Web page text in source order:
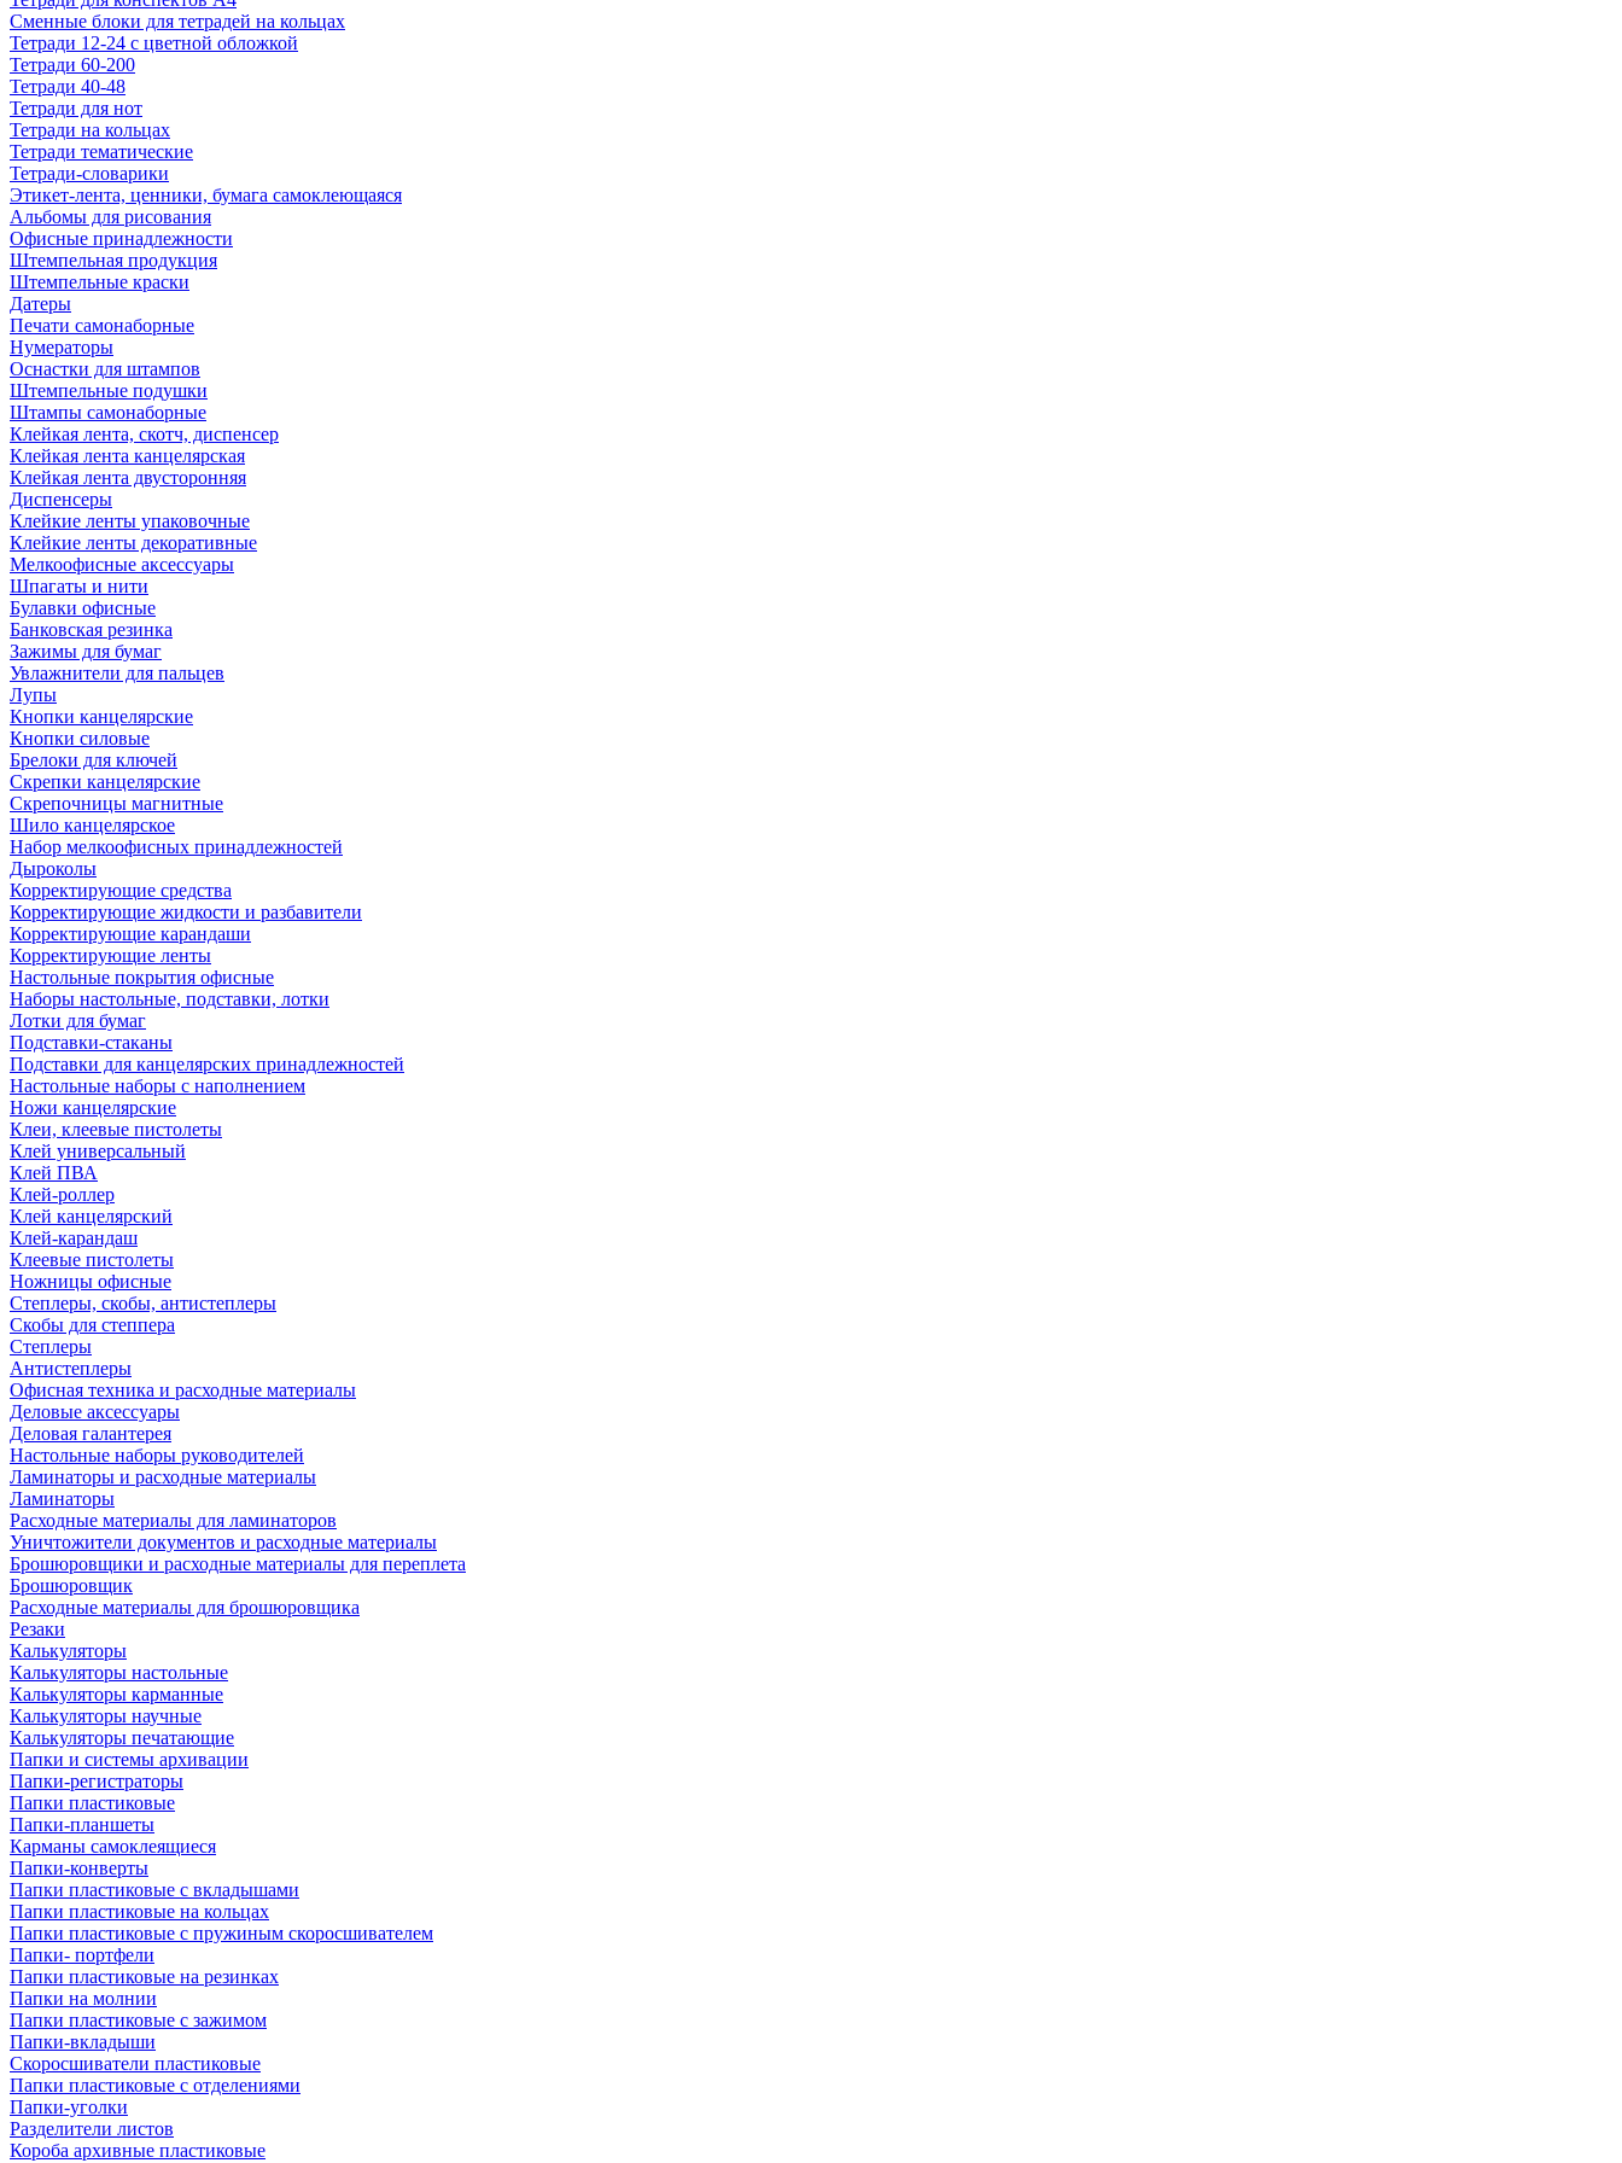
Сменные блоки для тетрадей на кольцах
Тетради 12-24 с цветной обложкой
Тетради 60-200
Тетради 40-48
Тетради для нот
Тетради на кольцах
Тетради тематические
Тетради-словарики
Этикет-лента, ценники, бумага самоклеющаяся
Альбомы для рисования
Офисные принадлежности
Штемпельная продукция
Штемпельные краски
Датеры
Печати самонаборные
Нумераторы
Оснастки для штампов
Штемпельные подушки
Штампы самонаборные
Клейкая лента, скотч, диспенсер
Клейкая лента канцелярская
Клейкая лента двусторонняя
Диспенсеры
Клейкие ленты упаковочные
Клейкие ленты декоративные
Мелкоофисные аксессуары
Шпагаты и нити
Булавки офисные
Банковская резинка
Зажимы для бумаг
Увлажнители для пальцев
Лупы
Кнопки канцелярские
Кнопки силовые
Брелоки для ключей
Скрепки канцелярские
Скрепочницы магнитные
Шило канцелярское
Набор мелкоофисных принадлежностей
Дыроколы
Корректирующие средства
Корректирующие жидкости и разбавители
Корректирующие карандаши
Корректирующие ленты
Настольные покрытия офисные
Наборы настольные, подставки, лотки
Лотки для бумаг
Подставки-стаканы
Подставки для канцелярских принадлежностей
Настольные наборы с наполнением
Ножи канцелярские
Клеи, клеевые пистолеты
Клей универсальный
Клей ПВА
Клей-роллер
Клей канцелярский
Клей-карандаш
Клеевые пистолеты
Ножницы офисные
Степлеры, скобы, антистеплеры
Скобы для степпера
Степлеры
Антистеплеры
Офисная техника и расходные материалы
Деловые аксессуары
Деловая галантерея
Настольные наборы руководителей
Ламинаторы и расходные материалы
Ламинаторы
Расходные материалы для ламинаторов
Уничтожители документов и расходные материалы
Брошюровщики и расходные материалы для переплета
Брошюровщик
Расходные материалы для брошюровщика
Резаки
Калькуляторы
Калькуляторы настольные
Калькуляторы карманные
Калькуляторы научные
Калькуляторы печатающие
Папки и системы архивации
Папки-регистраторы
Папки пластиковые
Папки-планшеты
Карманы самоклеящиеся
Папки-конверты
Папки пластиковые с вкладышами
Папки пластиковые на кольцах
Папки пластиковые с пружиным скоросшивателем
Папки- портфели
Папки пластиковые на резинках
Папки на молнии
Папки пластиковые с зажимом
Папки-вкладыши
Скоросшиватели пластиковые
Папки пластиковые с отделениями
Папки-уголки
Разделители листов
Короба архивные пластиковые